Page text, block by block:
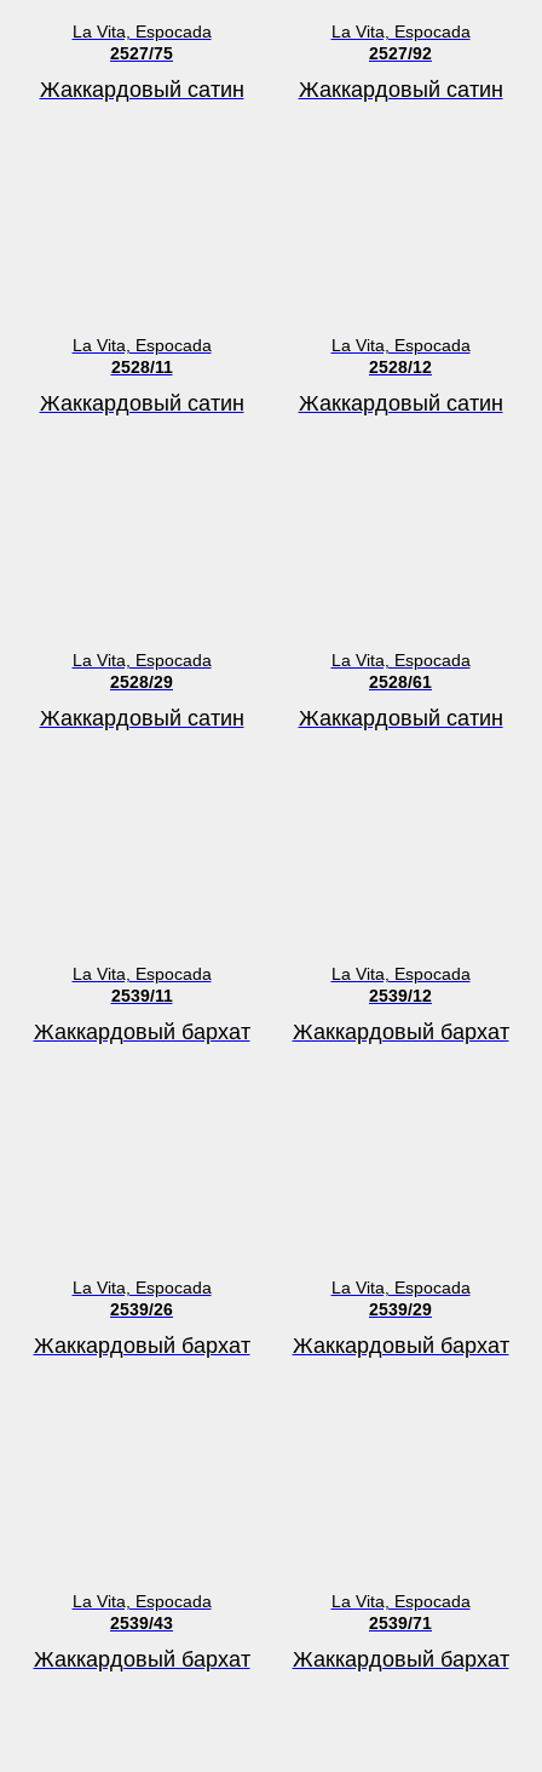
La Vita, Espocada
2527/75
Жаккардовый сатин
La Vita, Espocada
2527/92
Жаккардовый сатин
La Vita, Espocada
2528/11
Жаккардовый сатин
La Vita, Espocada
2528/12
Жаккардовый сатин
La Vita, Espocada
2528/29
Жаккардовый сатин
La Vita, Espocada
2528/61
Жаккардовый сатин
La Vita, Espocada
2539/11
Жаккардовый бархат
La Vita, Espocada
2539/12
Жаккардовый бархат
La Vita, Espocada
2539/26
Жаккардовый бархат
La Vita, Espocada
2539/29
Жаккардовый бархат
La Vita, Espocada
2539/43
Жаккардовый бархат
La Vita, Espocada
2539/71
Жаккардовый бархат